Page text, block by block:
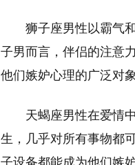
狮子座男性以霸气
子男而言，伴侣的注意
他们嫉妒心理的广泛对象
天蝎座男性在爱情
生，几乎对所有事物都
子设备都能成为他们嫉